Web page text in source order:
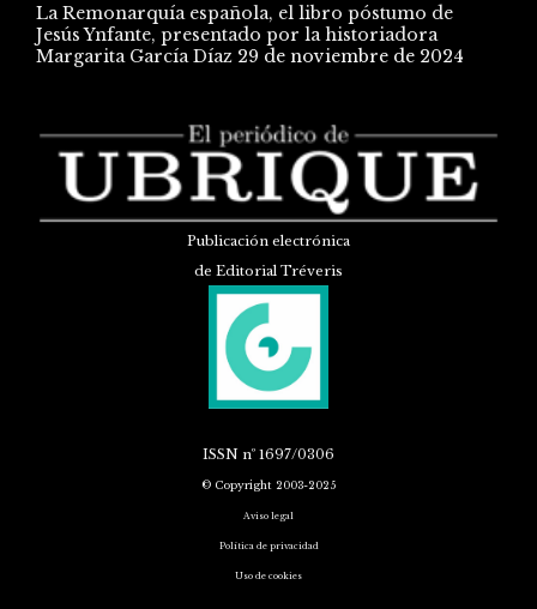
La Remonarquía española, el libro póstumo de
Jesús Ynfante, presentado por la historiadora
Margarita García Díaz 29 de noviembre de 2024
Publicación electrónica
de Editorial Tréveris
ISSN nº 1697/0306
© Copyright 2003-2025
Aviso legal
Política de privacidad
Uso de cookies